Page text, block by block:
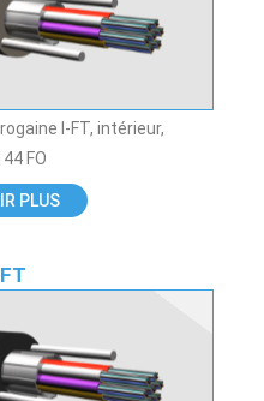
I-FT, intérieur,
FO
PLUS